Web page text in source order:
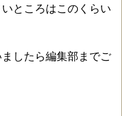
ところはこのくらい
したら編集部までご